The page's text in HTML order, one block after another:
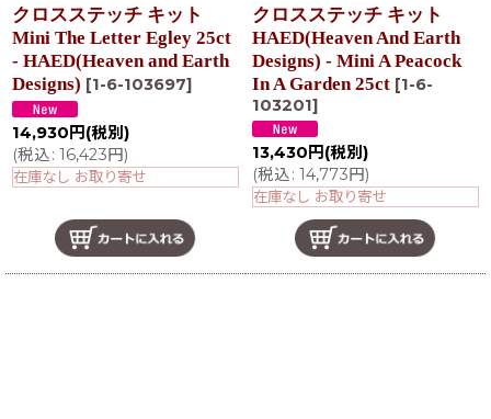
クロスステッチ キット
Mini The Letter Egley 25ct
- HAED(Heaven and Earth
Designs) [1-6-103697]
14,930 円 (税別)
(税込: 16,423円)
在庫なし お取り寄せ
クロスステッチ キット
HAED(Heaven And Earth
Designs) - Mini A Peacock
In A Garden 25ct [1-6-
103201]
13,430 円 (税別)
(税込: 14,773円)
在庫なし お取り寄せ